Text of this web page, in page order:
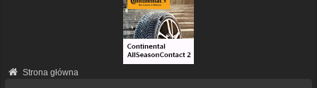
Strona główna